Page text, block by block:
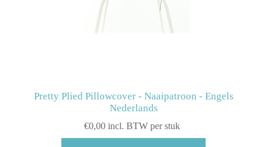
Pretty Plied Pillowcover - Naaipatroon - Engels
Nederlands
€0,00 incl. BTW per stuk